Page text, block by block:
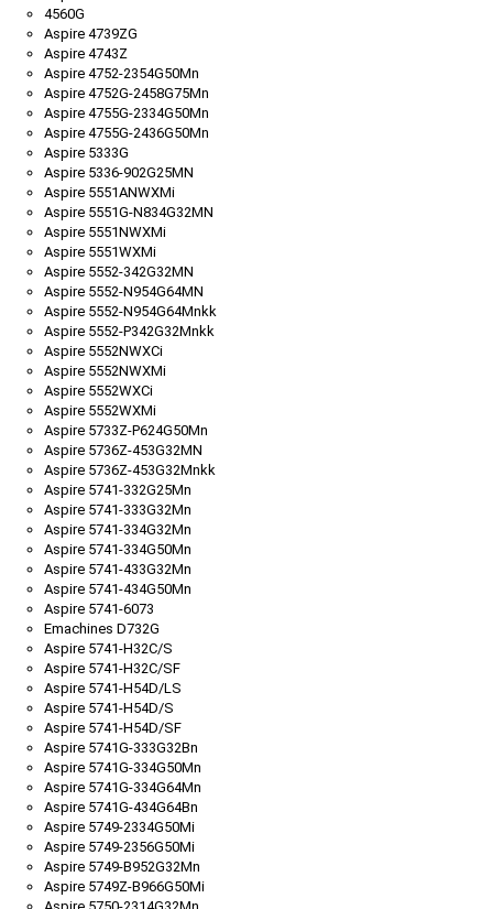
4560G
Aspire 4739ZG
Aspire 4743Z
Aspire 4752-2354G50Mn
Aspire 4752G-2458G75Mn
Aspire 4755G-2334G50Mn
Aspire 4755G-2436G50Mn
Aspire 5333G
Aspire 5336-902G25MN
Aspire 5551ANWXMi
Aspire 5551G-N834G32MN
Aspire 5551NWXMi
Aspire 5551WXMi
Aspire 5552-342G32MN
Aspire 5552-N954G64MN
Aspire 5552-N954G64Mnkk
Aspire 5552-P342G32Mnkk
Aspire 5552NWXCi
Aspire 5552NWXMi
Aspire 5552WXCi
Aspire 5552WXMi
Aspire 5733Z-P624G50Mn
Aspire 5736Z-453G32MN
Aspire 5736Z-453G32Mnkk
Aspire 5741-332G25Mn
Aspire 5741-333G32Mn
Aspire 5741-334G32Mn
Aspire 5741-334G50Mn
Aspire 5741-433G32Mn
Aspire 5741-434G50Mn
Aspire 5741-6073
Emachines D732G
Aspire 5741-H32C/S
Aspire 5741-H32C/SF
Aspire 5741-H54D/LS
Aspire 5741-H54D/S
Aspire 5741-H54D/SF
Aspire 5741G-333G32Bn
Aspire 5741G-334G50Mn
Aspire 5741G-334G64Mn
Aspire 5741G-434G64Bn
Aspire 5749-2334G50Mi
Aspire 5749-2356G50Mi
Aspire 5749-B952G32Mn
Aspire 5749Z-B966G50Mi